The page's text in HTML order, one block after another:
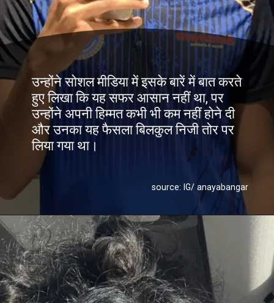
उन्होंने सोशल मीडिया में इसके बारें में बात करते
हुए लिखा कि यह सफर आसान नहीं था, पर
उन्होंने अपनी हिम्मत कभी भी कम नहीं होने दी
और उनका यह फैसला बिलकुल निजी तोर पर
लिया गया था।
source: IG/ anayabangar